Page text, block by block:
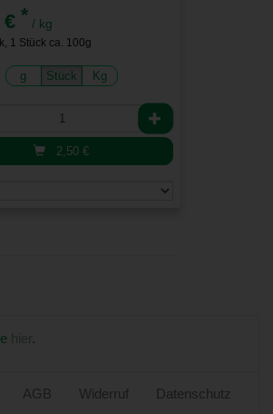
€* / kg
1 Stück ca. 100g
g Stück Kg
2,50€
hier.
AGB Widerruf Datenschutz